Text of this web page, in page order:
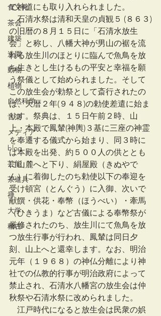
食文化
茶会
建築
造園
動物
植物
自然科学
音楽
メディア
blog
芸能
茶道具
禅
大学
稽古
て神道にも取り入れられました。
石清水祭は清和天皇の貞観５ (８６３)
の旧暦の８月１５日に「石清水放生
会」と称し、八幡大神が男山の裾を流
れる放生川のほとりに臨んで魚鳥を放
ち生きとし生けるもの平安と幸福を願
う祭儀として始められました。そして
この放生会が勅祭として斎行されたの
は、天暦２年(９４８)の勅使差遣に始ま
りす。祭典は、１５日午前２時、山
上・本殿で鳳輦(神輿)３基に三座の神霊
を奉遷する儀式から始まり、同３時に
は本殿を出発、約５００人の供ととも
に山麓へと下り、絹屋殿（きぬやで
ん）に着御したのち勅使以下の奉迎を
受け頓宮（とんぐう）に入御、次いで
献饌・供花・奉幣（ほうべい）・牽馬
（ひきうま）など古儀による奉幣祭が
厳修されたのち、放生川にて魚鳥を放
つ放生行事が行われ、鳳輦は同日夕
刻、山上へと還幸します。なお、明治
元年（１９６８）の神仏分離により神
社での仏教的行事が明治政府によって
禁止され、石清水八幡宮の放生会は仲
秋祭や石清水祭に改められました。
江戸時代になると放生会は民衆の娯